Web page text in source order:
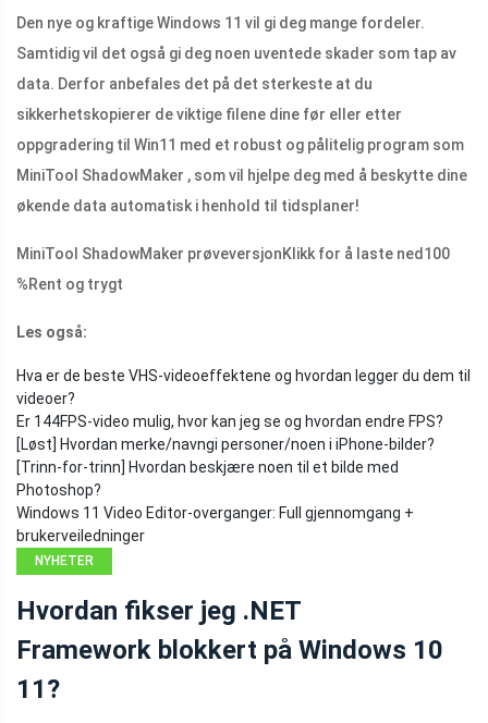
Den nye og kraftige Windows 11 vil gi deg mange fordeler.
Samtidig vil det også gi deg noen uventede skader som tap av
data. Derfor anbefales det på det sterkeste at du
sikkerhetskopierer de viktige filene dine før eller etter
oppgradering til Win11 med et robust og pålitelig program som
MiniTool ShadowMaker , som vil hjelpe deg med å beskytte dine
økende data automatisk i henhold til tidsplaner!
MiniTool ShadowMaker prøveversjonKlikk for å laste ned 100
%Rent og trygt
Les også:
Hva er de beste VHS-videoeffektene og hvordan legger du dem til
videoer?
Er 144FPS-video mulig, hvor kan jeg se og hvordan endre FPS?
[Løst] Hvordan merke/navngi personer/noen i iPhone-bilder?
[Trinn-for-trinn] Hvordan beskjære noen til et bilde med
Photoshop?
Windows 11 Video Editor-overganger: Full gjennomgang +
brukerveiledninger
NYHETER
Hvordan fikser jeg .NET
Framework blokkert på Windows 10
11?